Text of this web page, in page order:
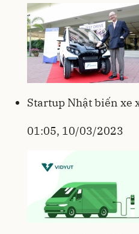
Startup Nhật biến xe
01:05, 10/03/2023